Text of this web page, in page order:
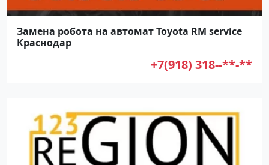
Замена робота на автомат Toyota RM service
Краснодар
+7(918) 318--**-**